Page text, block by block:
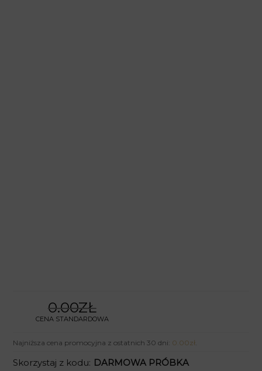
0.00ZŁ
CENA STANDARDOWA
Najniższa cena promocyjna z ostatnich 30 dni: 0.00zł.
Skorzystaj z kodu: DARMOWA PRÓBKA